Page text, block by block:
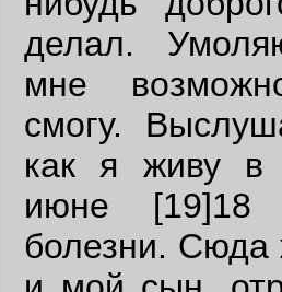
делал.
мне
смогу.
как я живу в
июне [19]18
болезни. Сюда